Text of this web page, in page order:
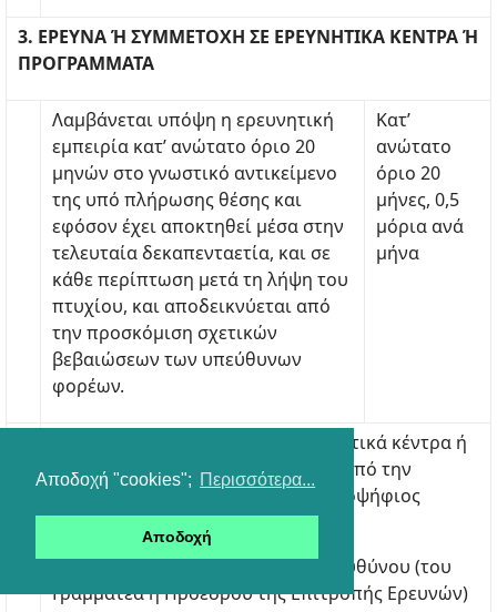
Αποδοχή "cookies"; Περισσότερα...
Αποδοχή
3. ΕΡΕΥΝΑ Ή ΣΥΜΜΕΤΟΧΗ ΣΕ ΕΡΕΥΝΗΤΙΚΑ ΚΕΝΤΡΑ Ή
ΠΡΟΓΡΑΜΜΑΤΑ
Λαμβάνεται υπόψη η ερευνητική
εμπειρία κατ’ ανώτατο όριο 20
μηνών στο γνωστικό αντικείμενο
της υπό πλήρωσης θέσης και
εφόσον έχει αποκτηθεί μέσα στην
τελευταία δεκαπενταετία, και σε
κάθε περίπτωση μετά τη λήψη του
πτυχίου, και αποδεικνύεται από
την προσκόμιση σχετικών
βεβαιώσεων των υπεύθυνων
φορέων.
Κατ’
ανώτατο
όριο 20
μήνες, 0,5
μόρια ανά
μήνα
Η έρευνα ή η συμμετοχή σε ερευνητικά κέντρα ή
προγράμματα λαμβάνεται υπόψη υπό την
απαραίτητη προϋπόθεση ότι ο υποψήφιος
προσκομίζει:
(α) Βεβαίωση του διοικητικού υπευθύνου (του
Γραμματέα ή Προέδρου της Επιτροπής Ερευνών)